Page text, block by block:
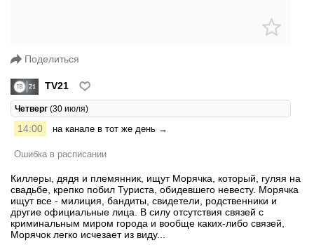
Поделиться
TV21
Четверг (30 июля)
14:00 на канале в тот же день →
Ошибка в расписании
Киллеры, дядя и племянник, ищут Морячка, который, гуляя на
свадьбе, крепко побил Туриста, обидевшего невесту. Морячка
ищут все - милиция, бандиты, свидетели, родственники и
другие официальные лица. В силу отсутствия связей с
криминальным миром города и вообще каких-либо связей,
Морячок легко исчезает из виду...